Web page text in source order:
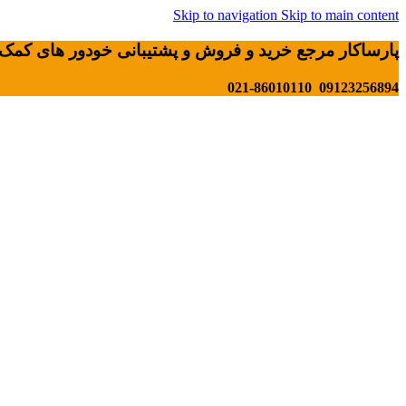
Skip to navigation Skip to main content
پارساکار مرجع خرید و فروش و پشتیبانی خودور های کمک
09123256894 021-86010110